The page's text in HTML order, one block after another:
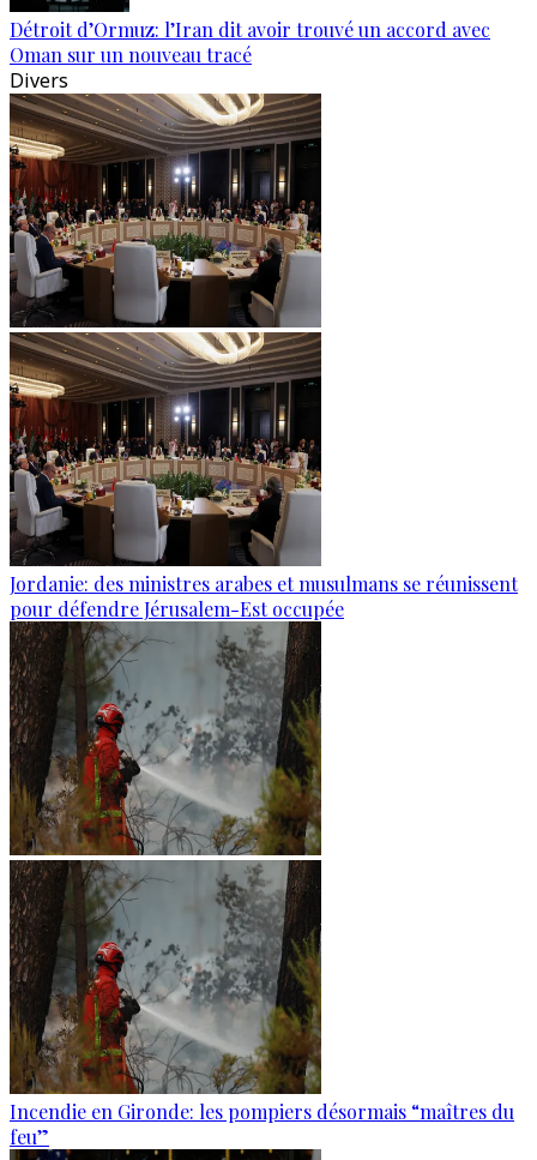
Détroit d’Ormuz: l’Iran dit avoir trouvé un accord avec
Oman sur un nouveau tracé
Divers
Jordanie: des ministres arabes et musulmans se réunissent
pour défendre Jérusalem-Est occupée
Incendie en Gironde: les pompiers désormais “maîtres du
feu”